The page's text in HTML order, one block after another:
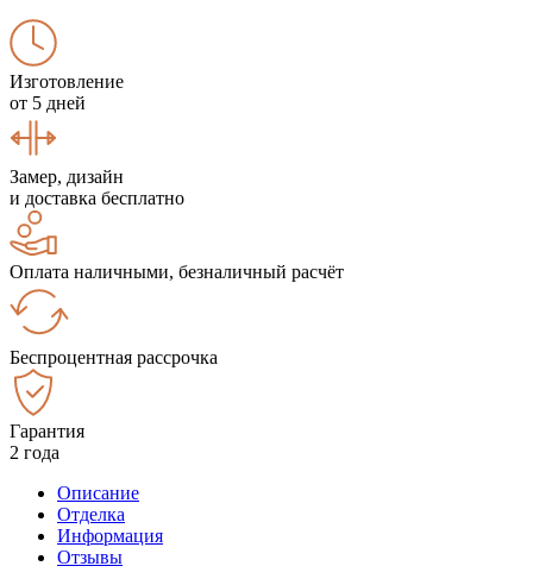
Изготовление
от 5 дней
Замер, дизайн
и доставка бесплатно
Оплата наличными, безналичный расчёт
Беспроцентная рассрочка
Гарантия
2 года
Описание
Отделка
Информация
Отзывы